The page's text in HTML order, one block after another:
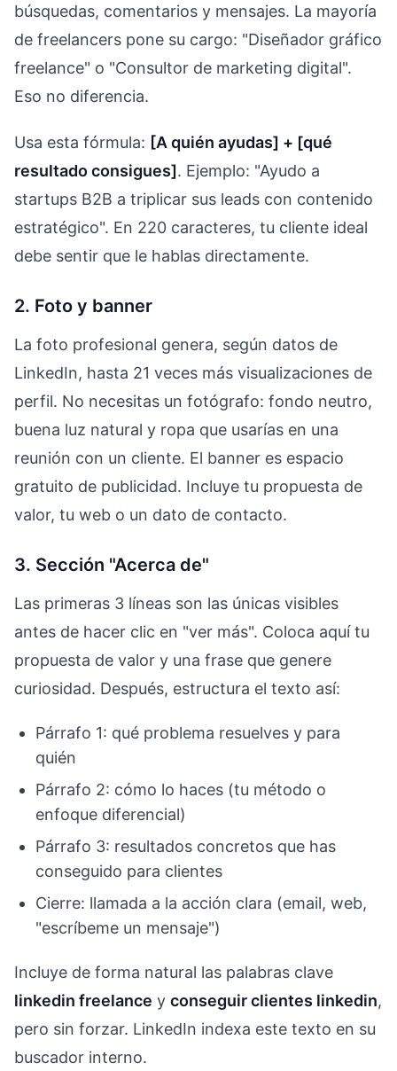
búsquedas, comentarios y mensajes. La mayoría
de freelancers pone su cargo: "Diseñador gráfico
freelance" o "Consultor de marketing digital".
Eso no diferencia.
Usa esta fórmula: [A quién ayudas] + [qué
resultado consigues]. Ejemplo: "Ayudo a
startups B2B a triplicar sus leads con contenido
estratégico". En 220 caracteres, tu cliente ideal
debe sentir que le hablas directamente.
2. Foto y banner
La foto profesional genera, según datos de
LinkedIn, hasta 21 veces más visualizaciones de
perfil. No necesitas un fotógrafo: fondo neutro,
buena luz natural y ropa que usarías en una
reunión con un cliente. El banner es espacio
gratuito de publicidad. Incluye tu propuesta de
valor, tu web o un dato de contacto.
3. Sección "Acerca de"
Las primeras 3 líneas son las únicas visibles
antes de hacer clic en "ver más". Coloca aquí tu
propuesta de valor y una frase que genere
curiosidad. Después, estructura el texto así:
Párrafo 1: qué problema resuelves y para
quién
Párrafo 2: cómo lo haces (tu método o
enfoque diferencial)
Párrafo 3: resultados concretos que has
conseguido para clientes
Cierre: llamada a la acción clara (email, web,
"escríbeme un mensaje")
Incluye de forma natural las palabras clave
linkedin freelance y conseguir clientes linkedin,
pero sin forzar. LinkedIn indexa este texto en su
buscador interno.